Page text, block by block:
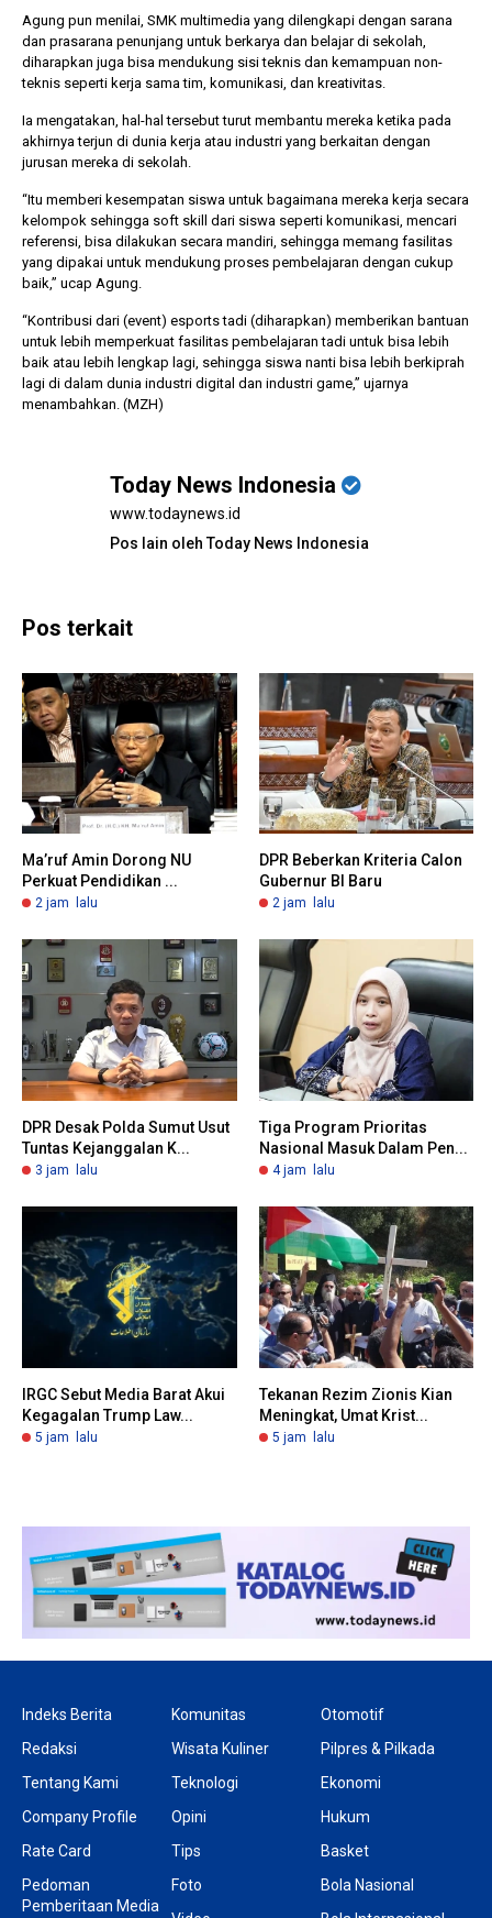
Agung pun menilai, SMK multimedia yang dilengkapi dengan sarana
dan prasarana penunjang untuk berkarya dan belajar di sekolah,
diharapkan juga bisa mendukung sisi teknis dan kemampuan non-
teknis seperti kerja sama tim, komunikasi, dan kreativitas.
Ia mengatakan, hal-hal tersebut turut membantu mereka ketika pada
akhirnya terjun di dunia kerja atau industri yang berkaitan dengan
jurusan mereka di sekolah.
“Itu memberi kesempatan siswa untuk bagaimana mereka kerja secara
kelompok sehingga soft skill dari siswa seperti komunikasi, mencari
referensi, bisa dilakukan secara mandiri, sehingga memang fasilitas
yang dipakai untuk mendukung proses pembelajaran dengan cukup
baik,” ucap Agung.
“Kontribusi dari (event) esports tadi (diharapkan) memberikan bantuan
untuk lebih memperkuat fasilitas pembelajaran tadi untuk bisa lebih
baik atau lebih lengkap lagi, sehingga siswa nanti bisa lebih berkiprah
lagi di dalam dunia industri digital dan industri game,” ujarnya
menambahkan. (MZH)
Today News Indonesia
www.todaynews.id
Pos lain oleh Today News Indonesia
Pos terkait
Ma’ruf Amin Dorong NU
Perkuat Pendidikan ...
2 jam lalu
DPR Beberkan Kriteria Calon
Gubernur BI Baru
2 jam lalu
DPR Desak Polda Sumut Usut
Tuntas Kejanggalan K...
3 jam lalu
Tiga Program Prioritas
Nasional Masuk Dalam Pen...
4 jam lalu
IRGC Sebut Media Barat Akui
Kegagalan Trump Law...
5 jam lalu
Tekanan Rezim Zionis Kian
Meningkat, Umat Krist...
5 jam lalu
Indeks Berita
Redaksi
Tentang Kami
Company Profile
Rate Card
Pedoman
Pemberitaan Media
Komunitas
Wisata Kuliner
Teknologi
Opini
Tips
Foto
Otomotif
Pilpres & Pilkada
Ekonomi
Hukum
Basket
Bola Nasional